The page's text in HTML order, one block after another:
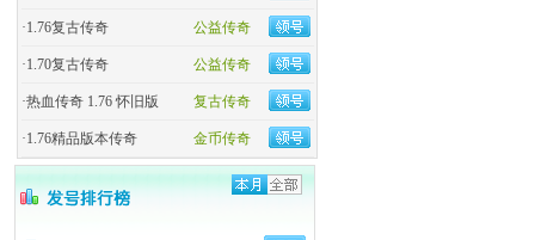
公益传奇
·1.76复古传奇
公益传奇
·1.70复古传奇
复古传奇
·热血传奇 1.76 怀旧版
金币传奇
·1.76精品版本传奇